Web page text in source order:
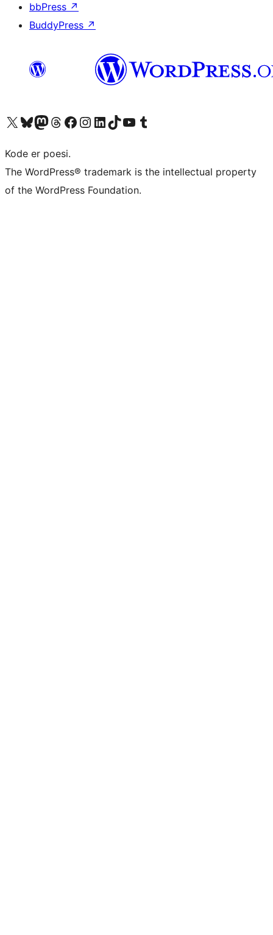
bbPress ↗
BuddyPress ↗
Besøg vores X (tidligere Twitter) konto
Besøg vores Bluesky-konto
Besøg vores Mastodon konto
Besøg vores Threads-konto
Besøg vores Facebook sideBesøg vores Instagram konto
Besøg vores LinkedIn konto
Besøg vores TikTok-konto
Besøg vores YouTube-kanalBesøg vores Tumblr-konto
Kode er poesi.
The WordPress® trademark is the intellectual property
of the WordPress Foundation.